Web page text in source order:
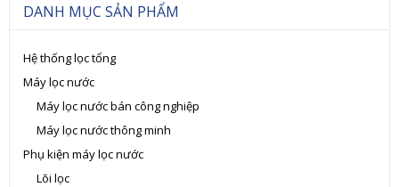
DANH MỤC SẢN PHẨM
Hệ thống lọc tổng
Máy lọc nước
Máy lọc nước bán công nghiệp
Máy lọc nước thông minh
Phụ kiện máy lọc nước
Lõi lọc